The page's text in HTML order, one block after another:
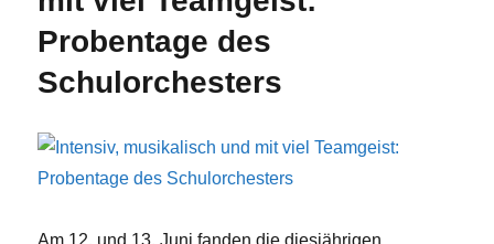
Probentage des
Schulorchesters
Am 12. und 13. Juni fanden die diesjährigen